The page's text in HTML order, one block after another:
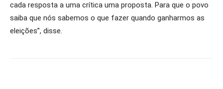
cada resposta a uma crítica uma proposta. Para que o povo
saiba que nós sabemos o que fazer quando ganharmos as
eleições”, disse.